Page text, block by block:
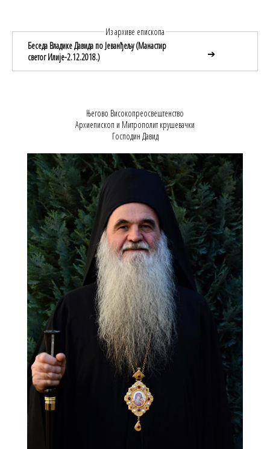
Из архиве епископа
Беседа Владике Давида по Јеванђељу (Манастир
светог Илије-2.12.2018.)
➔
Његово Високопреосвештенство
Архиепископ и Митрополит крушевачки
Господин Давид